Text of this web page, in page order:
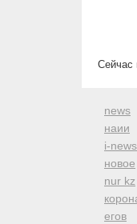
Сейчас
news
наии
i-
новое
nur kz
егов